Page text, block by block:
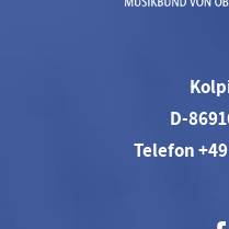
D-
Telefon